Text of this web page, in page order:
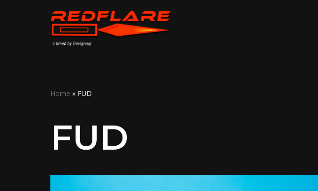
Home » FUD
FUD